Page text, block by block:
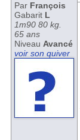
Par François
Gabarit L
1m90 80 kg.
65 ans
Niveau Avancé
voir son quiver